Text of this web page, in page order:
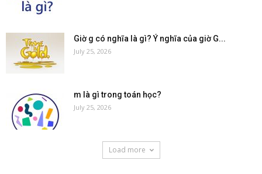
Giờ g có nghĩa là gì? Ý nghĩa của giờ G...
July 25, 2026
m là gì trong toán học?
July 25, 2026
Load more